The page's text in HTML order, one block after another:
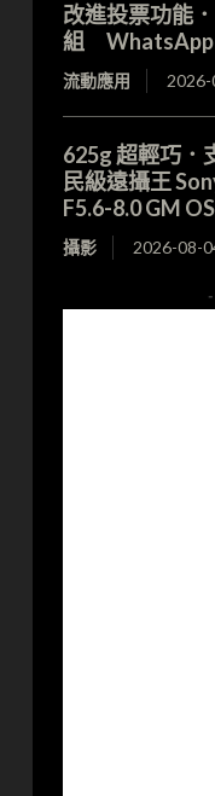
改進投票功能
組 WhatsApp
流動應用
625g 超輕巧
民級遠攝王
F5.6-8.0 GM
攝影 2026-08-